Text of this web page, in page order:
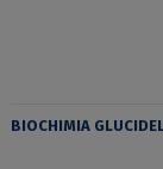
BIOCHIMIA